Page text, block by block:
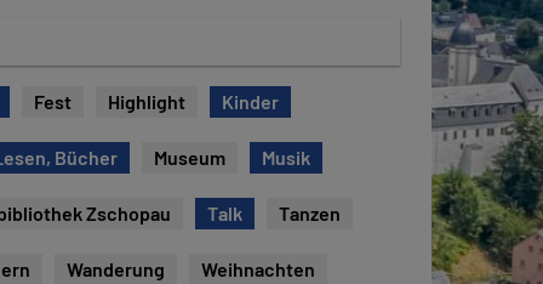
Fest Highlight Kinder
Bücher Museum Musik
Zschopau Talk Tanzen
Wanderung Weihnachten